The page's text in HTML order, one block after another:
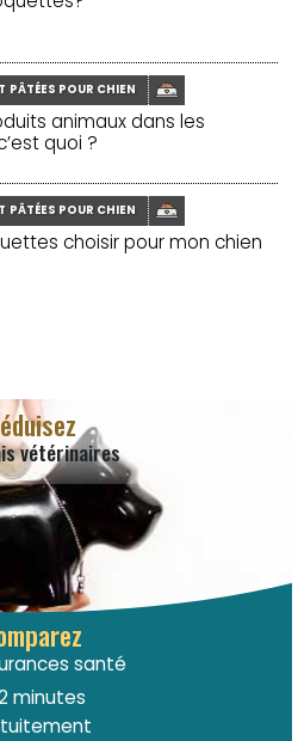
PÂTÉES POUR CHIEN
animaux dans les
quoi ?
PÂTÉES POUR CHIEN
choisir pour mon chien
vétérinaires
santé
minutes